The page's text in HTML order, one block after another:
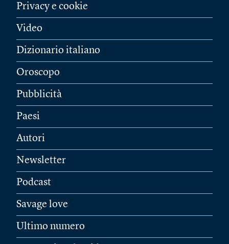
Privacy e cookie
Video
Dizionario italiano
Oroscopo
Pubblicità
Paesi
Autori
Newsletter
Podcast
Savage love
Ultimo numero